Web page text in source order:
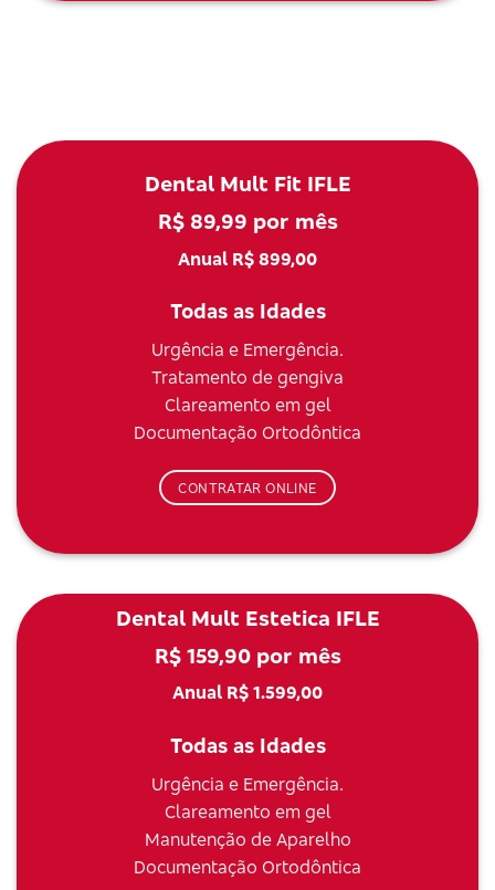
Dental Mult Fit IFLE
R$ 89,99 por mês
Anual R$ 899,00
Todas as Idades
Urgência e Emergência.
Tratamento de gengiva
Clareamento em gel
Documentação Ortodôntica
CONTRATAR ONLINE
Dental Mult Estetica IFLE
R$ 159,90 por mês
Anual R$ 1.599,00
Todas as Idades
Urgência e Emergência.
Clareamento em gel
Manutenção de Aparelho
Documentação Ortodôntica